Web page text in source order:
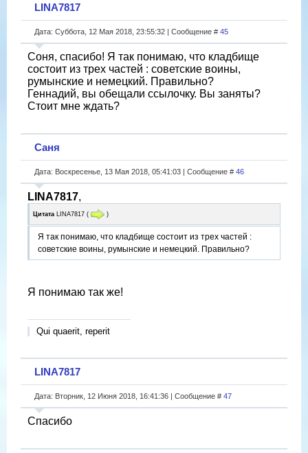
LINA7817
Дата: Суббота, 12 Мая 2018, 23:55:32 | Сообщение # 45
Соня, спасибо! Я так понимаю, что кладбище
состоит из трех частей : советские воины,
румынские и немецкий. Правильно?
Геннадий, вы обещали ссылочку. Вы заняты?
Стоит мне ждать?
Саня
Дата: Воскресенье, 13 Мая 2018, 05:41:03 | Сообщение # 46
LINA7817,
Цитата LINA7817 ( )
Я так понимаю, что кладбище состоит из трех частей :
советские воины, румынские и немецкий. Правильно?
Я понимаю так же!
Qui quaerit, reperit
LINA7817
Дата: Вторник, 12 Июня 2018, 16:41:36 | Сообщение # 47
Спасибо